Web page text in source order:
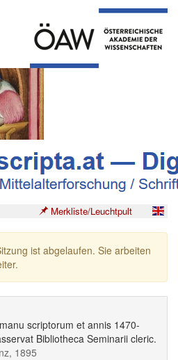
Merkliste/Leuchtpult
ist abgelaufen. Sie arbeiten
scriptorum et annis 1470-
Bibliotheca Seminarii cleric.
1895